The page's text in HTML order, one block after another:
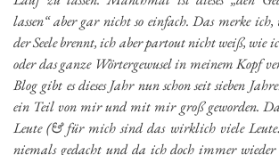
lassen“ aber gar nicht so einfach. Das merke
der Seele brennt, ich aber partout nicht weiß, wie
oder das ganze Wörtergewusel in meinem Kopf
Blog gibt es dieses Jahr nun schon seit sieben
ein Teil von mir und mit mir groß geworden.
Leute (& für mich sind das wirklich viele
niemals gedacht und da ich doch immer